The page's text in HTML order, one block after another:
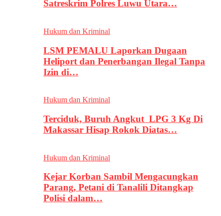
Satreskrim Polres Luwu Utara…
Hukum dan Kriminal
LSM PEMALU Laporkan Dugaan
Heliport dan Penerbangan Ilegal Tanpa
Izin di…
Hukum dan Kriminal
Terciduk, Buruh Angkut LPG 3 Kg Di
Makassar Hisap Rokok Diatas…
Hukum dan Kriminal
Kejar Korban Sambil Mengacungkan
Parang, Petani di Tanalili Ditangkap
Polisi dalam…